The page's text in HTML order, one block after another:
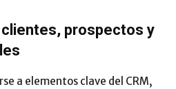
prospectos y
a elementos clave del CRM,